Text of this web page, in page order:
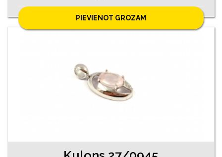
PIEVIENOT GROZAM